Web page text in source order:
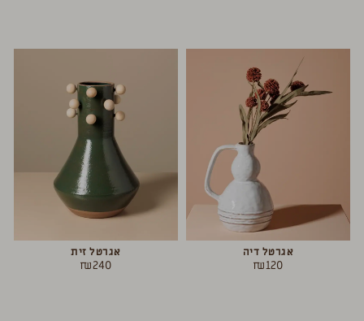
אגרטל דיה
₪120
אגרטל זית
₪240